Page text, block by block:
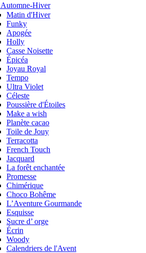
Automne-Hiver
Matin d'Hiver
Funky
Apogée
Holly
Casse Noisette
Épicéa
Joyau Royal
Tempo
Ultra Violet
Céleste
Poussière d'Étoiles
Make a wish
Planète cacao
Toile de Jouy
Terracotta
French Touch
Jacquard
La forêt enchantée
Promesse
Chimérique
Choco Bohême
L’Aventure Gourmande
Esquisse
Sucre d’ orge
Écrin
Woody
Calendriers de l'Avent